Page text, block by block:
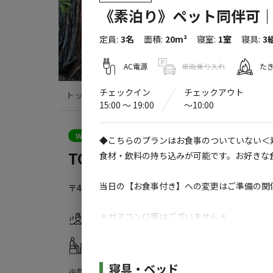
《素泊り》ペット同伴
定員: 3名 面積: 20m² 寝室: 1室 寝具: 3
AC電源 車両乗り入れ た
チェックイン
15:00 〜 19:00
チェックアウト
〜10:00
◆こちらのプランはお食事のついていない＜
食材・飲料の持ち込みが可能です。お好き
当日の【お食事付き】への変更はご準備の
＊ガスコンロ等はございません＊
施設詳細
寝具・ベッド
トップ サイト・宿泊施設 キャンプ場情
WEB予約可能 クーポン利用可 宿泊施設
TOCORO. Mt.Fuji CAMP &
〒401-0305 山梨県南都留郡富士河口湖町大石２５３
温浴施設 ドッグラン